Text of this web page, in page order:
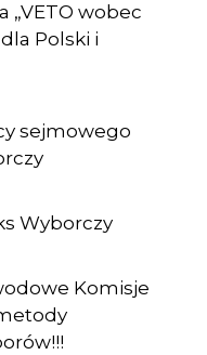
„VETO wobec
Polski i
sejmowego
Wyborczy
Komisje